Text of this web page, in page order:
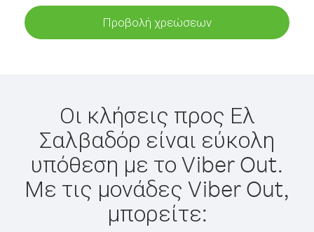
Προβολή χρεώσεων
Οι κλήσεις προς Ελ
Σαλβαδόρ είναι εύκολη
υπόθεση με το Viber Out.
Με τις μονάδες Viber Out,
μπορείτε: